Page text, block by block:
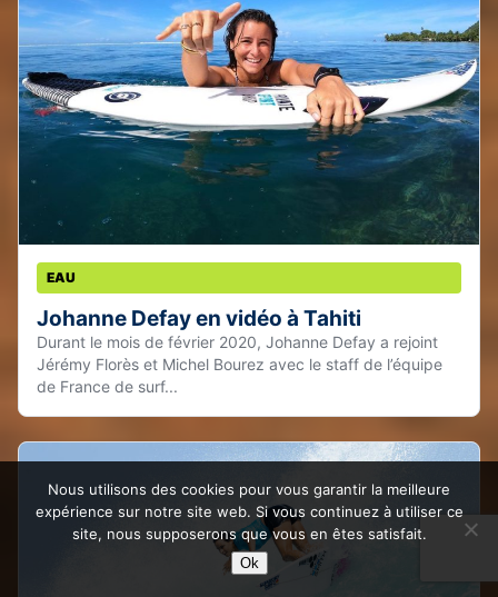
EAU
Johanne Defay en vidéo à Tahiti
Durant le mois de février 2020, Johanne Defay a rejoint
Jérémy Florès et Michel Bourez avec le staff de l’équipe
de France de surf...
Nous utilisons des cookies pour vous garantir la meilleure
expérience sur notre site web. Si vous continuez à utiliser ce
site, nous supposerons que vous en êtes satisfait.
Ok